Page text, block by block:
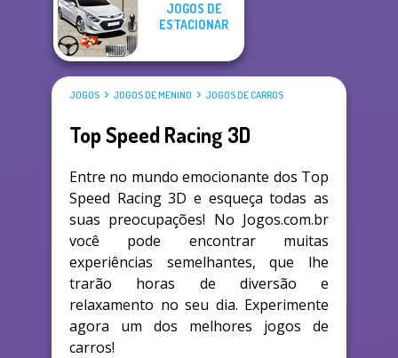
JOGOS DE
ESTACIONAR
JOGOS JOGOS DE MENINO JOGOS DE CARROS
Top Speed Racing 3D
Entre no mundo emocionante dos Top
Speed Racing 3D e esqueça todas as
suas preocupações! No Jogos.com.br
você pode encontrar muitas
experiências semelhantes, que lhe
trarão horas de diversão e
relaxamento no seu dia. Experimente
agora um dos melhores jogos de
carros!